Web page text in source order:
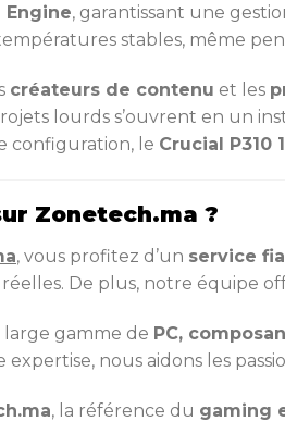
Engine, garantissant une
stables, même
créateurs de contenu et les
lourds s’ouvrent en un
configuration, le Crucial P310
Zonetech.ma ?
, vous profitez d’un service
De plus, notre équipe
gamme de PC,
expertise, nous aidons les
, la référence du gaming